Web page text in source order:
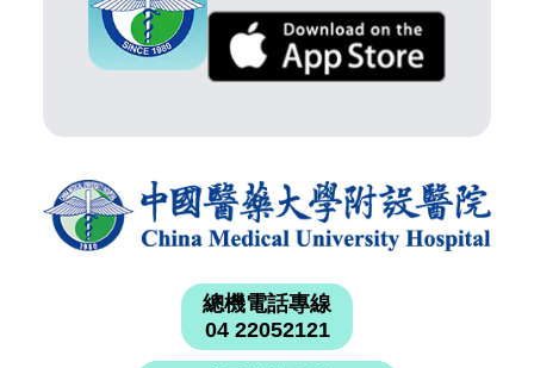
總機電話專線
04 22052121